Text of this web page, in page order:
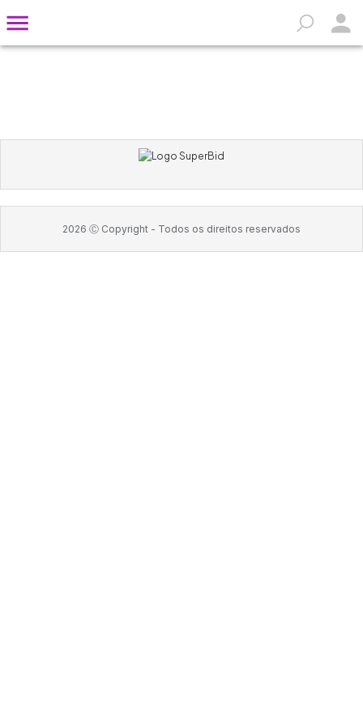
2026 Ⓒ Copyright - Todos os direitos reservados